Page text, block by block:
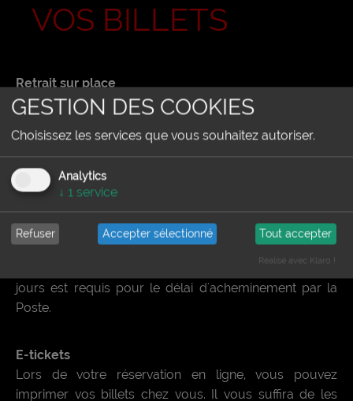
VOS BILLETS
Retrait sur place
Vous pouvez retirer votre commande directement sur
de 9h00 à 12 h et de 13h30 à 18h) ou le soir du
spectacle au guichet de la billetterie.
N'hésitez pas à nous contacter au 03.29.84.50.00.
Envoi à votre domicile
Un forfait de 5 € est à ajouter à votre commande pour
l'envoi par courrier, des billets achetés. Un délai de 7
jours est requis pour le délai d'acheminement par la
Poste.
E-tickets
Lors de votre réservation en ligne, vous pouvez
imprimer vos billets chez vous. Il vous suffira de les
GESTION DES COOKIES
Choisissez les services que vous souhaitez autoriser.
Analytics
↓ 1 service
Refuser Accepter sélectionné Tout accepter
Réalisé avec Klaro !